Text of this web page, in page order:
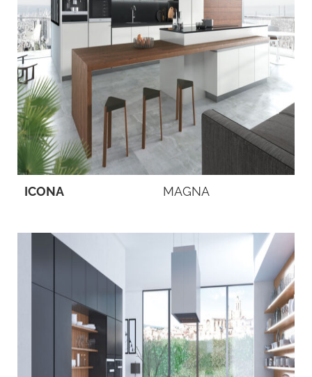
ICONA MAGNA